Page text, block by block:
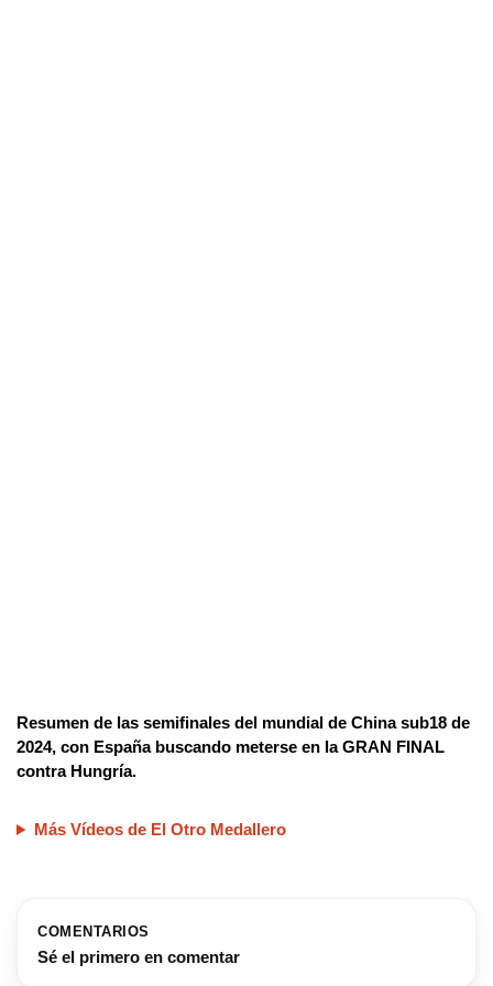
Resumen de las semifinales del mundial de China sub18 de
2024, con España buscando meterse en la GRAN FINAL
contra Hungría.
Más Vídeos de El Otro Medallero
COMENTARIOS
Sé el primero en comentar